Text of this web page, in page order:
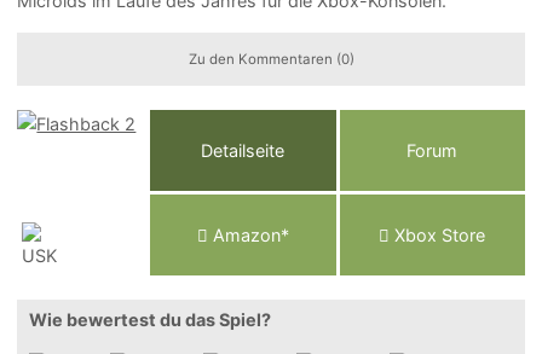
Zu den Kommentaren (0)
Detailseite Forum
Amazon* Xbox Store
Wie bewertest du das Spiel?